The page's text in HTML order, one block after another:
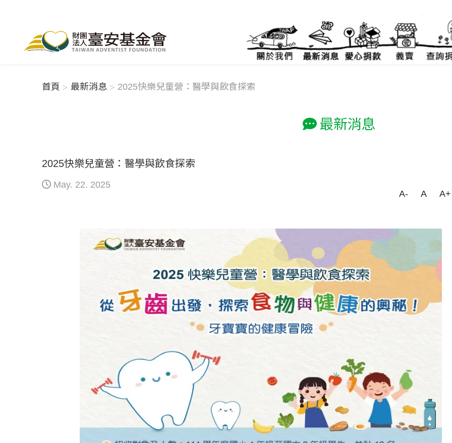
首頁 最新消息 2025快樂兒童營：醫學與飲食探索
最新消息
2025快樂兒童營：醫學與飲食探索
May. 22. 2025
A-
A A+